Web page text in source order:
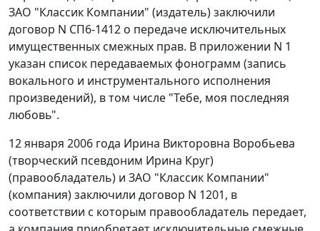
ЗАО "Классик Компании" (издатель) заключили
договор N СП6-1412 о передаче исключительных
имущественных смежных прав. В приложении N 1
указан список передаваемых фонограмм (запись
вокального и инструментального исполнения
произведений), в том числе "Тебе, моя последняя
любовь".
12 января 2006 года Ирина Викторовна Воробьева
(творческий псевдоним Ирина Круг)
(правообладатель) и ЗАО "Классик Компании"
(компания) заключили договор N 1201, в
соответствии с которым правообладатель передает,